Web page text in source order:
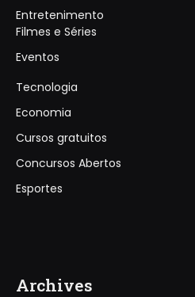
Entretenimento
Filmes e Séries
Eventos
Tecnologia
Economia
Cursos gratuitos
Concursos Abertos
Esportes
Archives